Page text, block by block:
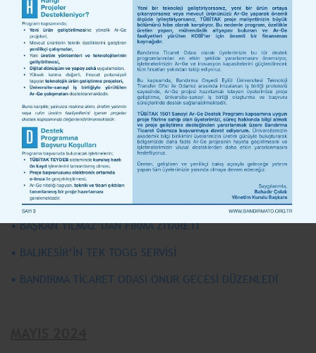
• BANDIRMA TİCARET ODASI YENİ BİR COĞRAFİ İŞARETLİ
ÜRÜN İÇİN ÇALIŞMALARA BAŞLADI
• BANDIRMA TİCARET ODASI, ÇİN YATIRIMLARINA TALİP
OLUYOR: BANDIRMA’NIN GÜCÜNÜ GÖSTERME VAKTİ
HAZİRAN 2024
• AK PARTİ BALIKESİR MİLLETVEKİLİ ÖZTAYLAN’DAN TURİZM
İÇİN ÖNEMLİ ADIMLAR
• “KADIN İSTİHDAMI ARTACAK”
• BAŞKAN YILMAZ’DAN FİRMA ZİYARETİ
• BALIKESİR’İN TEK TOGG SERVİSİ
• BANDIRMA TİCARET ODASI ONUR GECESİ DÜZENLEDİ